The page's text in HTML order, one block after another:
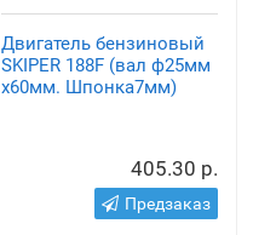
Двигатель бензиновый
SKIPER 188F (вал ф25мм
х60мм. Шпонка7мм)
405.30 р.
Предзаказ